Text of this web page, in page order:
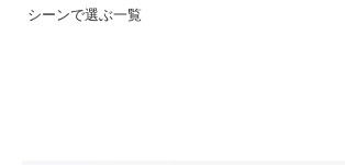
シーンで選ぶ一覧